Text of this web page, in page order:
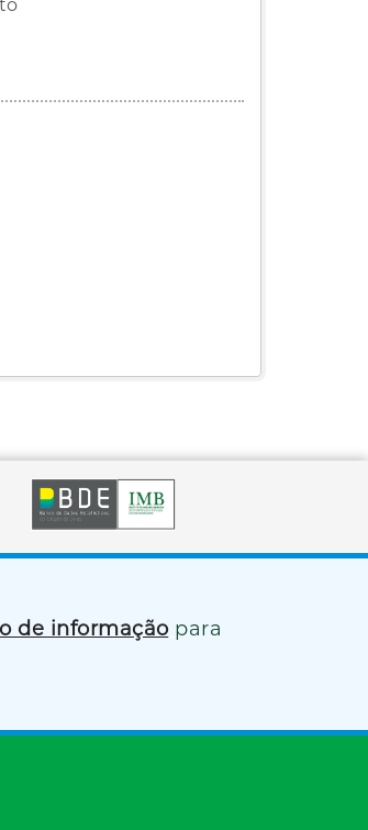
de informação para